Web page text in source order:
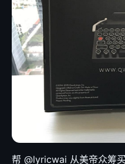
帮 @lyricwai 从美帝众筹